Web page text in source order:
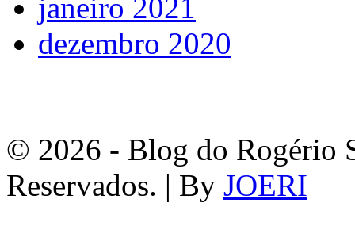
janeiro 2021
dezembro 2020
© 2026 - Blog do Rogério
Reservados. | By JOERI